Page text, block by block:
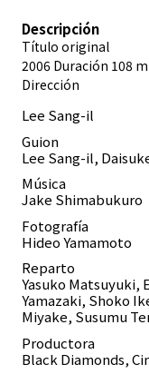
Descripción
Título original
2006 Duración 108
Dirección
Lee Sang-il
Guion
Lee Sang-il,
Música
Jake Shimabukuro
Fotografía
Hideo Yamamoto
Reparto
Yasuko Matsuyuki,
Yamazaki, Shoko
Miyake, Susumu
Productora
Black Diamonds,